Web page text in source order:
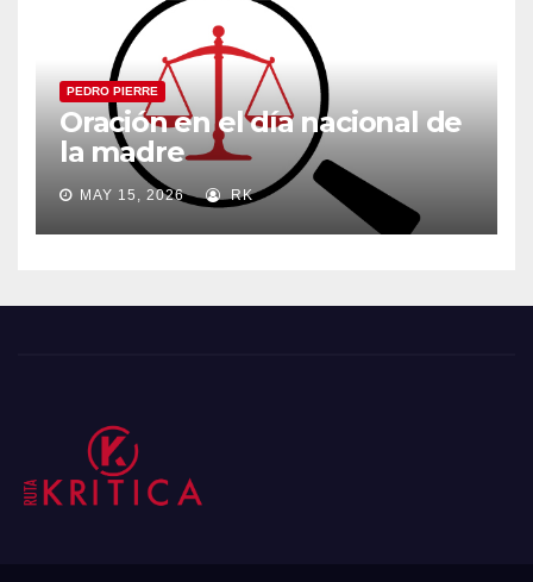
PEDRO PIERRE
Oración en el día nacional de
la madre
MAY 15, 2026 RK